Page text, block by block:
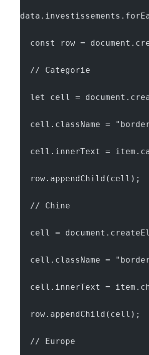
const row =
  // Categorie
let cell =
cell.className =
cell.innerText =
  row.appendChild(cell);
  // Chine
cell =
cell.className =
cell.innerText =
  row.appendChild(cell);
  // Europe